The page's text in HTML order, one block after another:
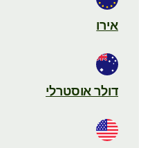
אירו
דולר אוסטרלי